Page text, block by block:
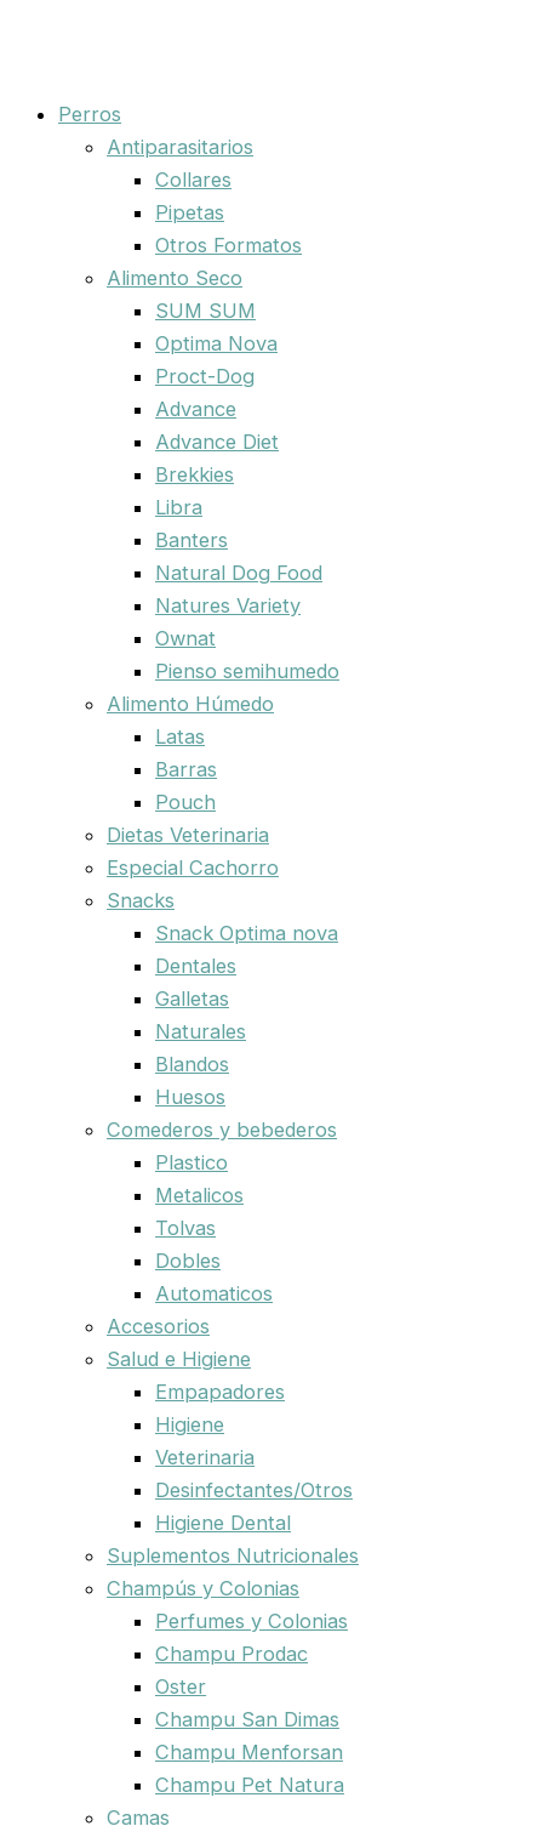
Perros
Antiparasitarios
Collares
Pipetas
Otros Formatos
Alimento Seco
SUM SUM
Optima Nova
Proct-Dog
Advance
Advance Diet
Brekkies
Libra
Banters
Natural Dog Food
Natures Variety
Ownat
Pienso semihumedo
Alimento Húmedo
Latas
Barras
Pouch
Dietas Veterinaria
Especial Cachorro
Snacks
Snack Optima nova
Dentales
Galletas
Naturales
Blandos
Huesos
Comederos y bebederos
Plastico
Metalicos
Tolvas
Dobles
Automaticos
Accesorios
Salud e Higiene
Empapadores
Higiene
Veterinaria
Desinfectantes/Otros
Higiene Dental
Suplementos Nutricionales
Champús y Colonias
Perfumes y Colonias
Champu Prodac
Oster
Champu San Dimas
Champu Menforsan
Champu Pet Natura
Camas